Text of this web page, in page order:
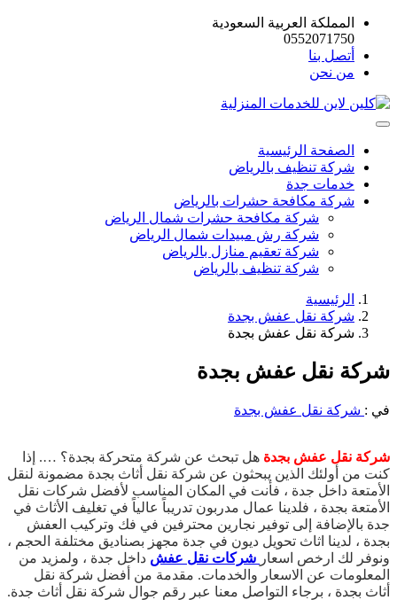
المملكة العربية السعودية
0552071750
أتصل بنا
من نحن
الصفحة الرئيسية
شركة تنظيف بالرياض
خدمات جدة
شركة مكافحة حشرات بالرياض
شركة مكافحة حشرات شمال الرياض
شركة رش مبيدات شمال الرياض
شركة تعقيم منازل بالرياض
شركة تنظيف بالرياض
الرئيسية
شركة نقل عفش بجدة
شركة نقل عفش بجدة
شركة نقل عفش بجدة
في : شركة نقل عفش بجدة
شركة نقل عفش بجدة هل تبحث عن شركة متحركة بجدة؟ …. إذا
كنت من أولئك الذين يبحثون عن شركة نقل أثاث بجدة مضمونة لنقل
الأمتعة داخل جدة ، فأنت في المكان المناسب لأفضل شركات نقل
الأمتعة بجدة ، فلدينا عمال مدربون تدريباً عالياً في تغليف الأثاث في
جدة بالإضافة إلى توفير نجارين محترفين في فك وتركيب العفش
بجدة ، لدينا اثاث تحويل ديون في جدة مجهز بصناديق مختلفة الحجم ،
ونوفر لك ارخص اسعار شركات نقل عفش داخل جدة ، ولمزيد من
المعلومات عن الاسعار والخدمات. مقدمة من أفضل شركة نقل
أثاث بجدة ، برجاء التواصل معنا عبر رقم جوال شركة نقل أثاث جدة.